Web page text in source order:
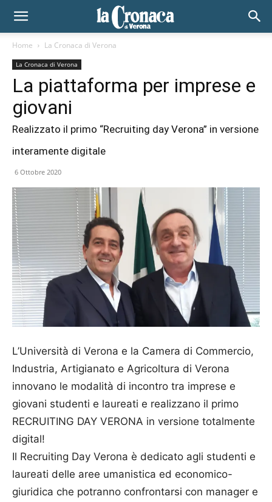
Home La Cronaca di Verona
La Cronaca di Verona
La piattaforma per imprese e
giovani
Realizzato il primo “Recruiting day Verona” in versione
interamente digitale
6 Ottobre 2020
L’Università di Verona e la Camera di Commercio,
Industria, Artigianato e Agricoltura di Verona
innovano le modalità di incontro tra imprese e
giovani studenti e laureati e realizzano il primo
RECRUITING DAY VERONA in versione totalmente
digital!
Il Recruiting Day Verona è dedicato agli studenti e
laureati delle aree umanistica ed economico-
giuridica che potranno confrontarsi con manager e